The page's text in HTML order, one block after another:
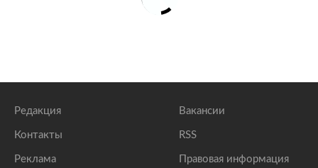
Редакция
Контакты
Реклама
Вакансии
RSS
Правовая информация